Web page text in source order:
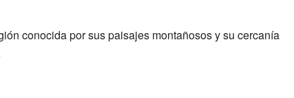
conocida por sus paisajes montañosos y su cercanía